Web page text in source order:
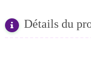
Détails du